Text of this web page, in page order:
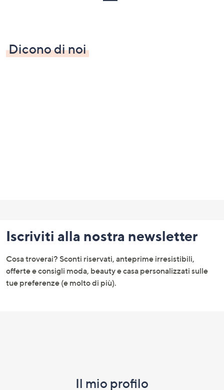
Dicono di noi
menu
e
informazioni
Iscriviti alla nostra newsletter
Cosa troverai? Sconti riservati, anteprime irresistibili,
offerte e consigli moda, beauty e casa personalizzati sulle
tue preferenze (e molto di più).
Il mio profilo​